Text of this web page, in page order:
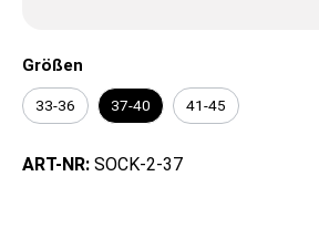
Größen
33-36 37-40 41-45
ART-NR: SOCK-2-37